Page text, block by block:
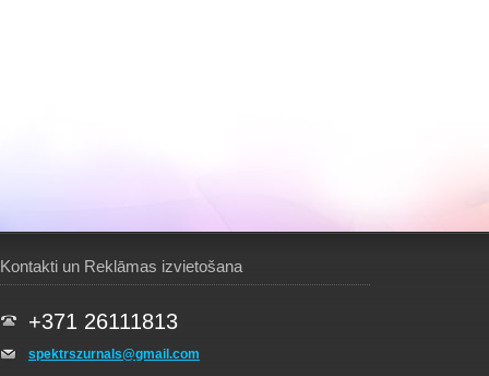
Kontakti un Reklāmas izvietošana
+371 26111813
spektrszurnals@gmail.com